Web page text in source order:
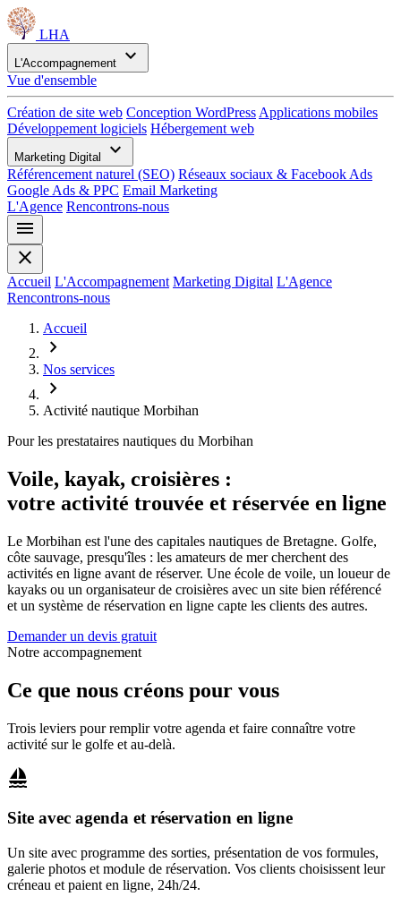
LHA
L'Accompagnement expand_more
Vue d'ensemble
Création de site web Conception WordPress Applications mobiles
Développement logiciels Hébergement web
Marketing Digital expand_more
Référencement naturel (SEO) Réseaux sociaux & Facebook Ads
Google Ads & PPC Email Marketing
L'Agence Rencontrons-nous
menu
close
Accueil L'Accompagnement Marketing Digital L'Agence
Rencontrons-nous
Accueil
chevron_right
Nos services
chevron_right
Activité nautique Morbihan
Pour les prestataires nautiques du Morbihan
Voile, kayak, croisières :
votre activité trouvée et réservée en ligne
Le Morbihan est l'une des capitales nautiques de Bretagne. Golfe,
côte sauvage, presqu'îles : les amateurs de mer cherchent des
activités en ligne avant de réserver. Une école de voile, un loueur de
kayaks ou un organisateur de croisières avec un site bien référencé
et un système de réservation en ligne capte les clients des autres.
Demander un devis gratuit
Notre accompagnement
Ce que nous créons pour vous
Trois leviers pour remplir votre agenda et faire connaître votre
activité sur le golfe et au-delà.
sailing
Site avec agenda et réservation en ligne
Un site avec programme des sorties, présentation de vos formules,
galerie photos et module de réservation. Vos clients choisissent leur
créneau et paient en ligne, 24h/24.